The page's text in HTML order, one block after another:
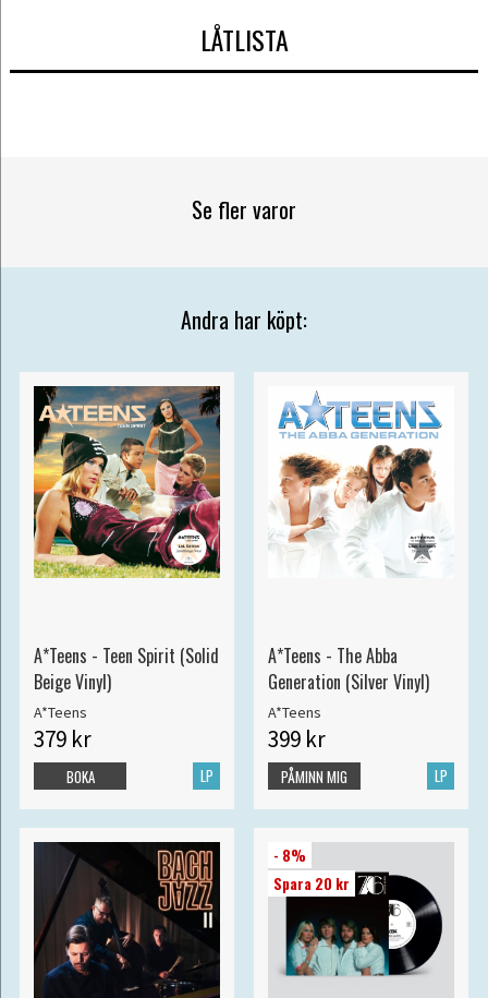
LÅTLISTA
Se fler varor
Andra har köpt:
A*Teens - Teen Spirit (Solid
Beige Vinyl)
A*Teens
379 kr
LP
BOKA
A*Teens - The Abba
Generation (Silver Vinyl)
A*Teens
399 kr
LP
PÅMINN MIG
- 8%
Spara 20 kr